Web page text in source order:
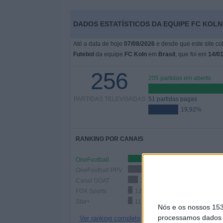
Nós e os nossos
processamos
DADOS ESTATÍSTICOS DA EQUIPE FC
Até a data de hoje 07/08/2026 e desde que este site
Futebol da equipe FC Kolnem Brasil , que foi em 14/
256
PARTIDAS TELEVISADAS
205 partidas em aberto
51 partidas pagas
19,92%
RANKING POR CANAIS
OneFootball
OneFootball PPV
Canal GOAT
25 (9,77%)
FOX Sports
12 (4,69%)
Star+
Ver ranking completo